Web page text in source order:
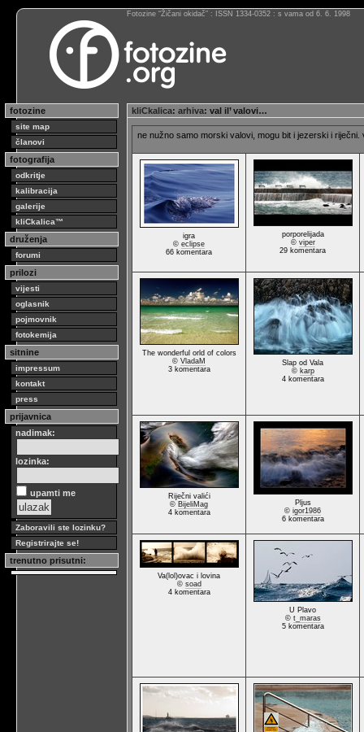
Fotozine “Žičani okidač” : ISSN 1334-0352 : s vama od 6. 6. 1998
fotozine
site map
članovi
fotografija
odkritje
kalibracija
galerije
kliCkalica™
druženja
forumi
prilozi
vijesti
oglasnik
pojmovnik
fotokemija
sitnine
impressum
kontakt
press
prijavnica
nadimak:
lozinka:
upamti me
Zaboravili ste lozinku?
Registrirajte se!
trenutno prisutni:
kliCkalica: arhiva: val il’ valovi…
ne nužno samo morski valovi, mogu bit i jezerski i
igra
© eclipse
66 komentara
porporelijada
© viper
29 komentara
The wonderful orld of colors
© VladaM
3 komentara
Slap od Vala
© karp
4 komentara
Riječni valići
© BijeliMag
4 komentara
Pljus
© igor1986
6 komentara
Va(lol)ovac i lovina
© soad
4 komentara
U Plavo
© t_maras
5 komentara